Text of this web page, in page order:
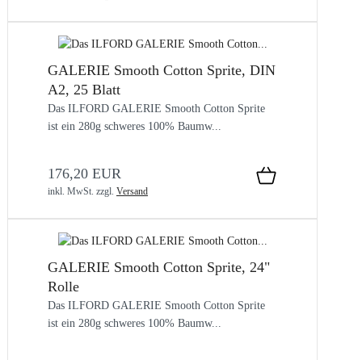
GALERIE Smooth Cotton Sprite, DIN
A2, 25 Blatt
Das ILFORD GALERIE Smooth Cotton Sprite
ist ein 280g schweres 100% Baumw...
176,20 EUR
inkl. MwSt. zzgl. Versand
GALERIE Smooth Cotton Sprite, 24"
Rolle
Das ILFORD GALERIE Smooth Cotton Sprite
ist ein 280g schweres 100% Baumw...